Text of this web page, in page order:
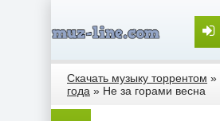
Скачать музыку торрентом »
года » Не за горами весна